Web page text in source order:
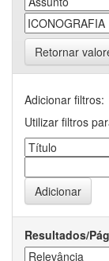
Retornar
Adicionar filtros:
Utilizar filtros
Resultados/